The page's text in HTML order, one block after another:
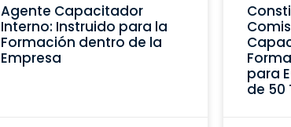
Agente Capacitador
Interno: Instruido para la
Formación dentro de la
Empresa
para
de 50